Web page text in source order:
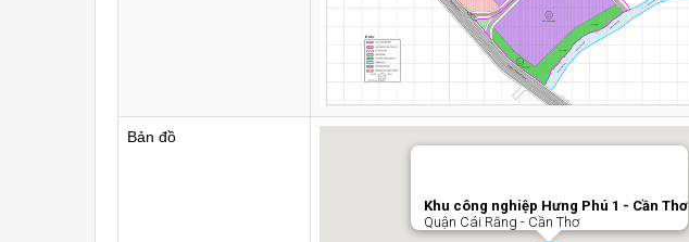
Bản đồ
Khu công nghiệp Hưng Phú 1 - Cần Thơ
Quận Cái Răng - Cần Thơ